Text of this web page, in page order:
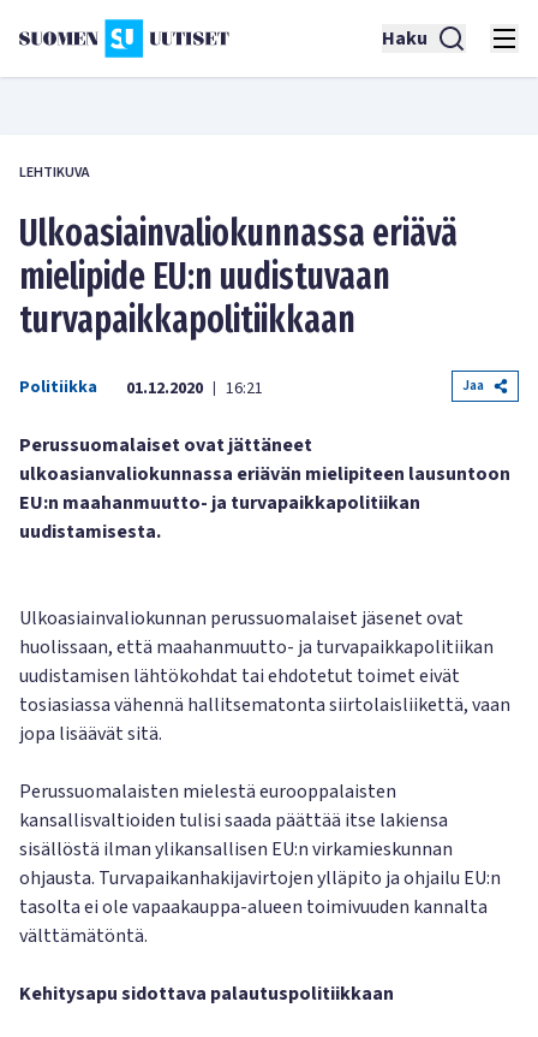
Haku
LEHTIKUVA
Ulkoasiainvaliokunnassa eriävä
mielipide EU:n uudistuvaan
turvapaikkapolitiikkaan
Politiikka 01.12.2020 | 16:21 Jaa
Perussuomalaiset ovat jättäneet
ulkoasianvaliokunnassa eriävän mielipiteen lausuntoon
EU:n maahanmuutto- ja turvapaikkapolitiikan
uudistamisesta.
Ulkoasiainvaliokunnan perussuomalaiset jäsenet ovat
huolissaan, että maahanmuutto- ja turvapaikkapolitiikan
uudistamisen lähtökohdat tai ehdotetut toimet eivät
tosiasiassa vähennä hallitsematonta siirtolaisliikettä, vaan
jopa lisäävät sitä.
Perussuomalaisten mielestä eurooppalaisten
kansallisvaltioiden tulisi saada päättää itse lakiensa
sisällöstä ilman ylikansallisen EU:n virkamieskunnan
ohjausta. Turvapaikanhakijavirtojen ylläpito ja ohjailu EU:n
tasolta ei ole vapaakauppa-alueen toimivuuden kannalta
välttämätöntä.
Kehitysapusidottava palautuspolitiikkaan